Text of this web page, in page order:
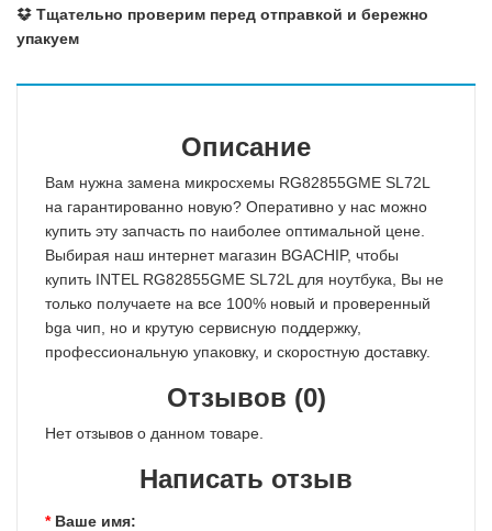
Тщательно проверим перед отправкой и бережно
упакуем
Описание
Вам нужна замена микросхемы RG82855GME SL72L
на гарантированно новую? Оперативно у нас можно
купить эту запчасть по наиболее оптимальной цене.
Выбирая наш интернет магазин BGACHIP, чтобы
купить INTEL RG82855GME SL72L для ноутбука, Вы не
только получаете на все 100% новый и проверенный
bga чип, но и крутую сервисную поддержку,
профессиональную упаковку, и скоростную доставку.
Отзывов (0)
Нет отзывов о данном товаре.
Написать отзыв
Ваше имя: